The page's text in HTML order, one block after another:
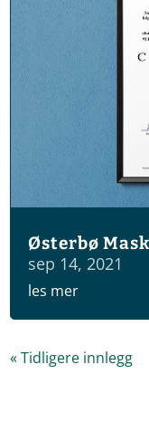
Østerbø
sep 14, 2021
les mer
« Tidligere innlegg